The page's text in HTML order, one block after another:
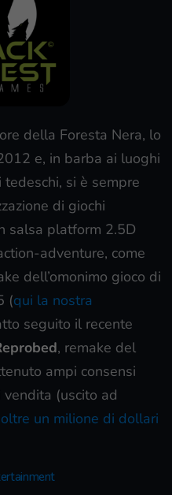
della Foresta Nera, lo
e, in barba ai luoghi
si è sempre
di giochi
salsa platform 2.5D
adventure, come
dell’omonimo gioco di
(qui la nostra
seguito il recente
, remake del
ampi consensi
(uscito ad
oltre un milione di dollari